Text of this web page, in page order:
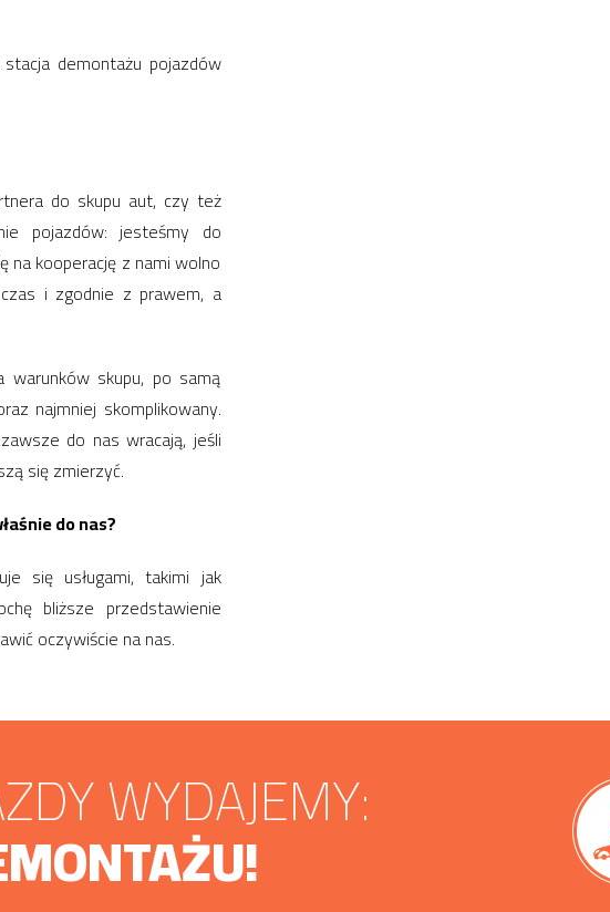
demontażu pojazdów
do skupu aut, czy też
pojazdów: jesteśmy do
na kooperację z nami wolno
i zgodnie z prawem, a
skupu, po samą
najmniej skomplikowany.
do nas wracają, jeśli
się zmierzyć.
do nas?
się usługami, takimi jak
bliższe przedstawienie
oczywiście na nas.
WYDAJEMY: